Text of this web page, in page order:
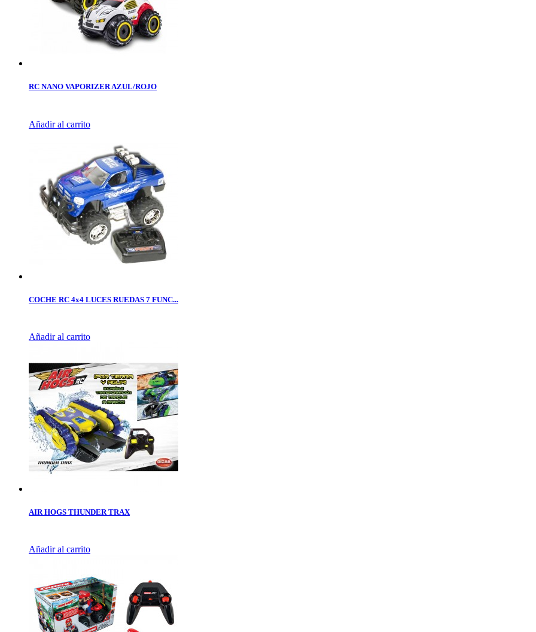
RC NANO VAPORIZER AZUL/ROJO
Añadir al carrito
COCHE RC 4x4 LUCES RUEDAS 7 FUNC...
Añadir al carrito
AIR HOGS THUNDER TRAX
Añadir al carrito